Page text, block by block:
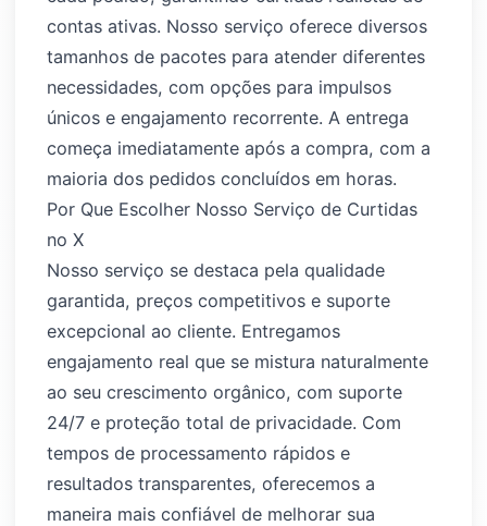
contas ativas. Nosso serviço oferece diversos
tamanhos de pacotes para atender diferentes
necessidades, com opções para impulsos
únicos e engajamento recorrente. A entrega
começa imediatamente após a compra, com a
maioria dos pedidos concluídos em horas.
Por Que Escolher Nosso Serviço de Curtidas
no X
Nosso serviço se destaca pela qualidade
garantida, preços competitivos e suporte
excepcional ao cliente. Entregamos
engajamento real que se mistura naturalmente
ao seu crescimento orgânico, com suporte
24/7 e proteção total de privacidade. Com
tempos de processamento rápidos e
resultados transparentes, oferecemos a
maneira mais confiável de melhorar sua